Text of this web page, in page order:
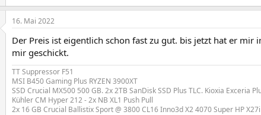
16. Mai 2022
Der Preis ist eigentlich schon fast zu gut. bis jetzt hat er
mir geschickt.
TT Suppressor F51
MSI B450 Gaming Plus RYZEN 3900XT
SSD Crucial MX500 500 GB. 2x 2TB SanDisk SSD Plus TLC. Kioxia Exceria
Kühler CM Hyper 212 - 2x NB XL1 Push Pull
2x 16 GB Crucial Ballistix Sport @ 3800 CL16 Inno3d X2 4070 Super HP